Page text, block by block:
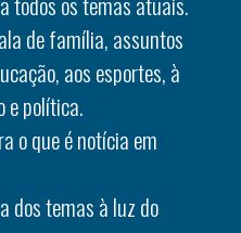
de família, assuntos
aos esportes, à
e política.
o que é notícia em
dos temas à luz do